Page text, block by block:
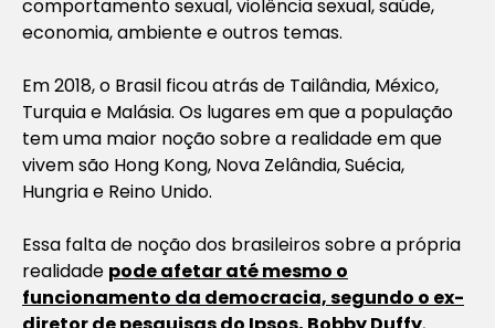
comportamento sexual, violência sexual, saúde,
economia, ambiente e outros temas.
Em 2018, o Brasil ficou atrás de Tailândia, México,
Turquia e Malásia. Os lugares em que a população
tem uma maior noção sobre a realidade em que
vivem são Hong Kong, Nova Zelândia, Suécia,
Hungria e Reino Unido.
Essa falta de noção dos brasileiros sobre a própria
realidade pode afetar até mesmo o
funcionamento da democracia, segundo o ex-